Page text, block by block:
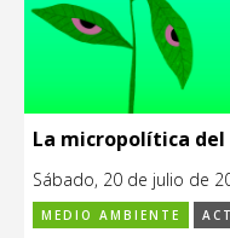
La micropolítica
Sábado, 20 de julio de
MEDIO AMBIENTE